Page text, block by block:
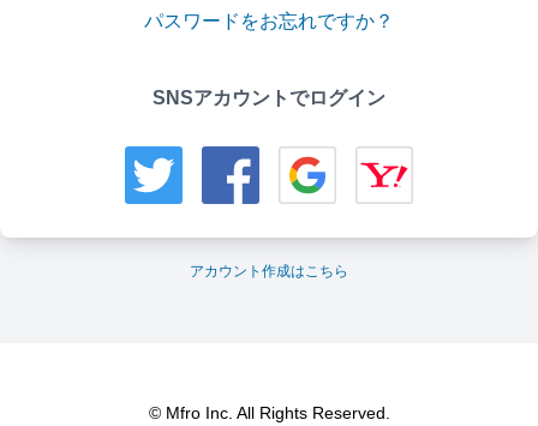
パスワードをお忘れですか？
SNSアカウントでログイン
アカウント作成はこちら
© Mfro Inc. All Rights Reserved.